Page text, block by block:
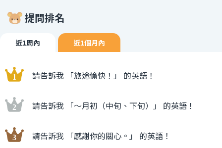
提問排名
近1周內 近1個月內
請告訴我 「旅途愉快！」 的英語！
請告訴我 「〜月初（中旬、下旬）」 的英語！
請告訴我 「感謝你的關心。」 的英語！